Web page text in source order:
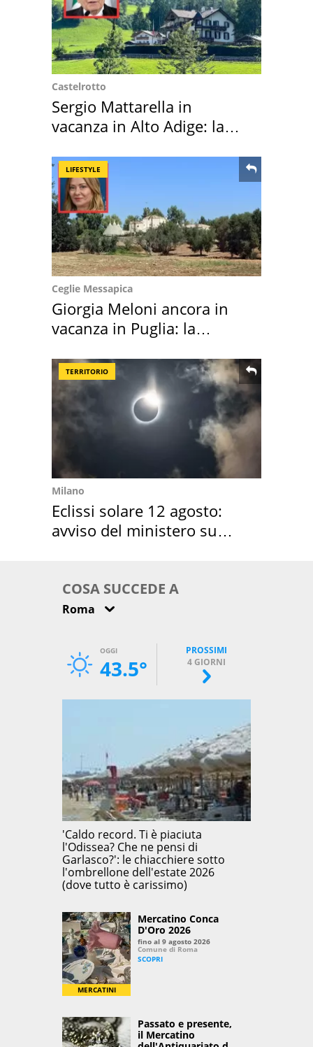
Castelrotto
Sergio Mattarella in
vacanza in Alto Adige: la
LIFESTYLE
Ceglie Messapica
Giorgia Meloni ancora in
vacanza in Puglia: la
TERRITORIO
Milano
Eclissi solare 12 agosto:
avviso del ministero su